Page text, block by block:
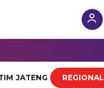
JATENG REGIONAL